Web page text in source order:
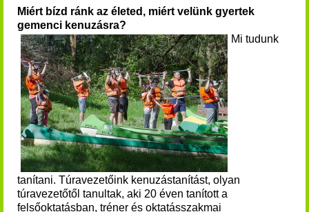
Miért bízd ránk az életed, miért velünk gyertek
gemenci kenuzásra?
Mi tudunk
tanítani. Túravezetőink kenuzástanítást, olyan
túravezetőtől tanultak, aki 20 éven tanított a
felsőoktatásban, tréner és oktatásszakmai